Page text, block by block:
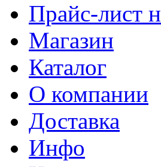
Прайс-лист
Магазин
Каталог
О компании
Доставка
Инфо